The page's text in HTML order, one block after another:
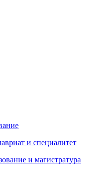
и специалитет
и магистратура